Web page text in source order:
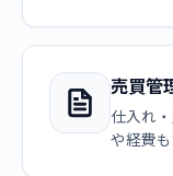
売買管
仕入れ
や経費も